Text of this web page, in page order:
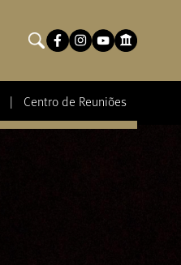
Centro de Reuniões